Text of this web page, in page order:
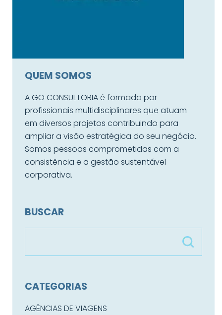
QUEM SOMOS
A GO CONSULTORIA é formada por
profissionais multidisciplinares que atuam
em diversos projetos contribuindo para
ampliar a visão estratégica do seu negócio.
Somos pessoas comprometidas com a
consistência e a gestão sustentável
corporativa.
BUSCAR
CATEGORIAS
AGÊNCIAS DE VIAGENS